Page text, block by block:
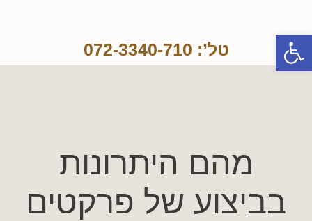
טל’: 072-3340-710
מהם היתרונות
בביצוע של פרקטים
פתח סרגל נגישות